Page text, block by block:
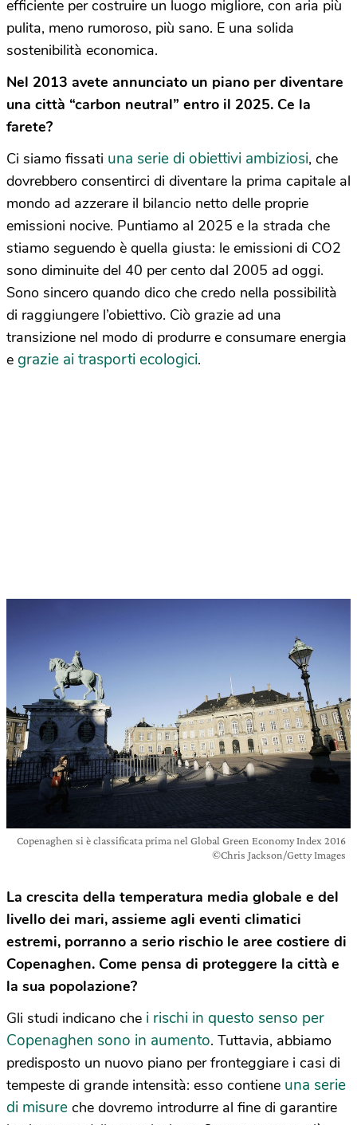
efficiente per costruire un luogo migliore, con aria più
pulita, meno rumoroso, più sano. E una solida
sostenibilità economica.
Nel 2013 avete annunciato un piano per diventare
una città “carbon neutral” entro il 2025. Ce la
farete?
Ci siamo fissati una serie di obiettivi ambiziosi, che
dovrebbero consentirci di diventare la prima capitale al
mondo ad azzerare il bilancio netto delle proprie
emissioni nocive. Puntiamo al 2025 e la strada che
stiamo seguendo è quella giusta: le emissioni di CO2
sono diminuite del 40 per cento dal 2005 ad oggi.
Sono sincero quando dico che credo nella possibilità
di raggiungere l’obiettivo. Ciò grazie ad una
transizione nel modo di produrre e consumare energia
e grazie ai trasporti ecologici.
Copenaghen si è classificata prima nel Global Green Economy Index 2016
©Chris Jackson/Getty Images
La crescita della temperatura media globale e del
livello dei mari, assieme agli eventi climatici
estremi, porranno a serio rischio le aree costiere di
Copenaghen. Come pensa di proteggere la città e
la sua popolazione?
Gli studi indicano che i rischi in questo senso per
Copenaghen sono in aumento. Tuttavia, abbiamo
predisposto un nuovo piano per fronteggiare i casi di
tempeste di grande intensità: esso contiene una serie
di misure che dovremo introdurre al fine di garantire